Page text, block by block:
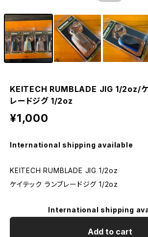
KEITECH RUMBLADE JIG 1/2oz/ケ
レードジグ 1/2oz
¥1,000
International shipping available
KEITECH RUMBLADE JIG 1/2oz
ケイテック ランブレードジグ 1/2oz
International shipping
Add to cart